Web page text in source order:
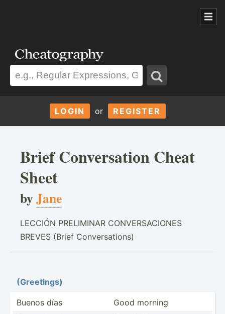
LOGIN or REGISTER
Brief Conversation Cheat
Sheet
byJane
LECCIÓN PRELIMINAR CONVERSACIONES
BREVES (Brief Conversations)
(Greet­ings)
Buenos días
Good morning